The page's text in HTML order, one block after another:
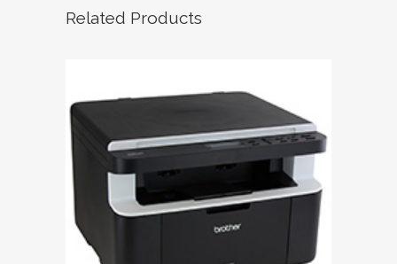
Related Products